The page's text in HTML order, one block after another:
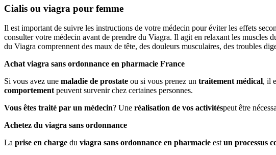
Cialis ou viagra pour femme
Il est important de suivre les instructions de votre médecin pour éviter les effets
consulter votre médecin avant de prendre du Viagra. Il agit en relaxant les muscles
du Viagra comprennent des maux de tête, des douleurs musculaires, des troubles
Achat viagra sans ordonnance en pharmacie France
Si vous avez une maladie de prostate ou si vous prenez un traitement médical, il
comportement peuvent survenir chez certaines personnes.
Vous êtes traité par un médecin? Une réalisation de vos activitéspeut être
Achetez du viagra sans ordonnance
La prise en charge du viagra sans ordonnance en pharmacie est un processus